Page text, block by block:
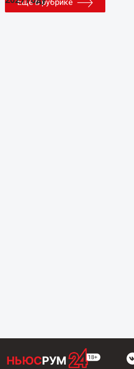
Еще в рубрике